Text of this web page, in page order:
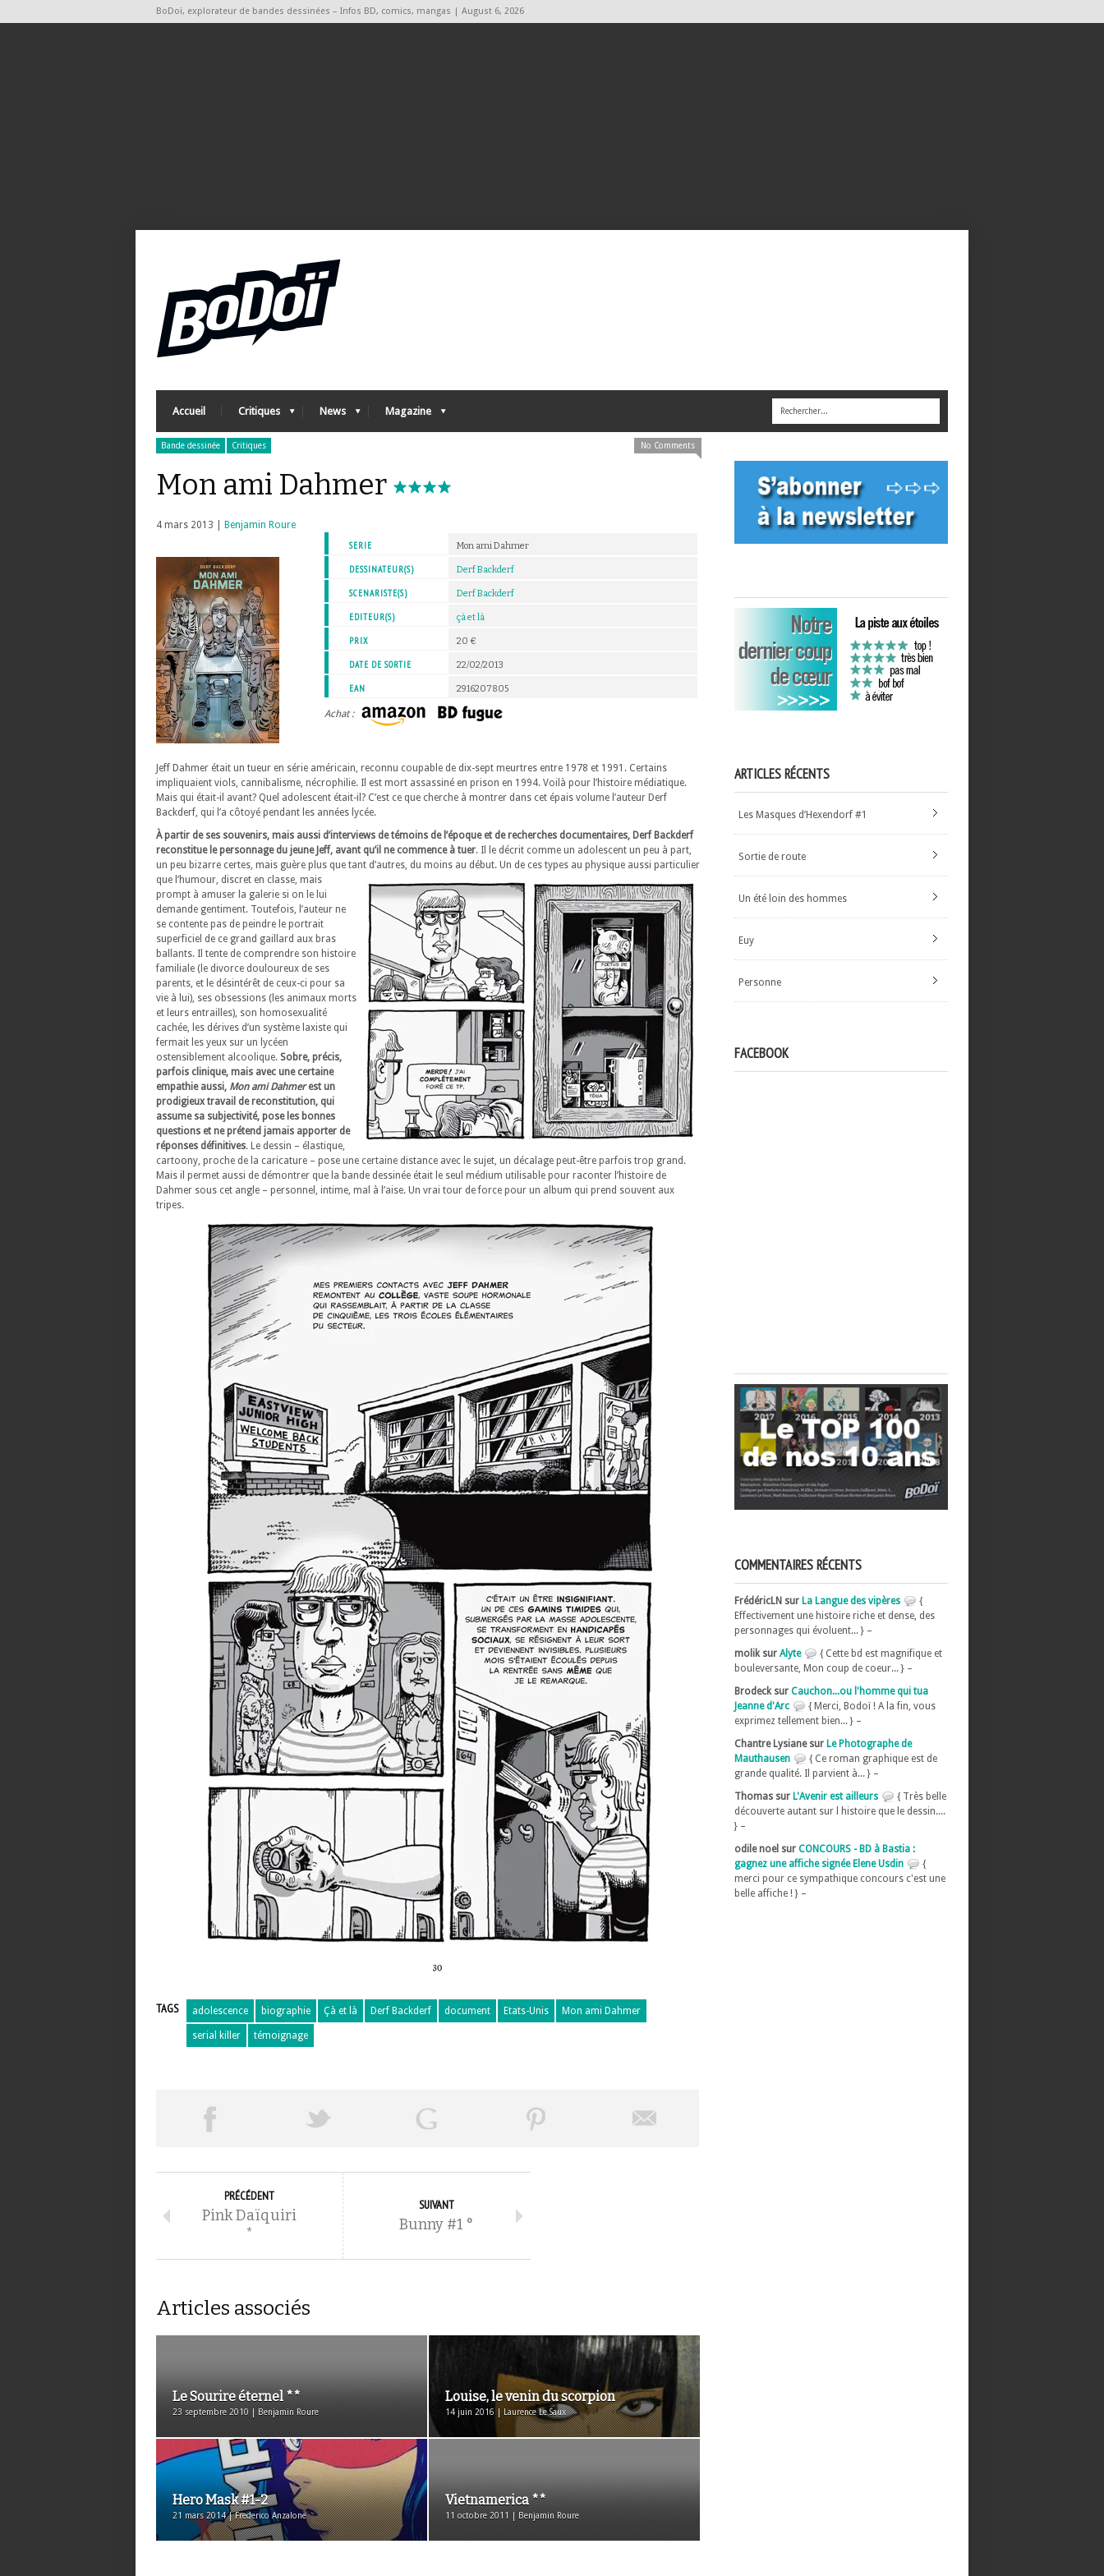
BoDoï, explorateur de bandes dessinées – Infos BD, comics, mangas | August 6, 2026
Accueil Critiques News Magazine
Bande dessinée Critiques No Comments
Mon ami Dahmer
4 mars 2013 |
Benjamin Roure
SERIE
Mon ami Dahmer
DESSINATEUR(S) Derf Backderf
SCENARISTE(S) Derf Backderf
EDITEUR(S) çà et là
PRIX 20 €
DATE DE SORTIE 22/02/2013
EAN 2916207805
Achat :
Jeff Dahmer était un tueur en série américain, reconnu coupable de dix-sept meurtres entre 1978 et 1991. Certains
impliquaient viols, cannibalisme, nécrophilie. Il est mort assassiné en prison en 1994. Voilà pour l’histoire médiatique.
Mais qui était-il avant? Quel adolescent était-il? C’est ce que cherche à montrer dans cet épais volume l’auteur Derf
Backderf, qui l’a côtoyé pendant les années lycée.
À partir de ses souvenirs, mais aussi d’interviews de témoins de l’époque et de recherches documentaires, Derf Backderf
reconstitue le personnage du jeune Jeff, avant qu’il ne commence à tuer. Il le décrit comme un adolescent un peu à part,
un peu bizarre certes, mais guère plus que tant d’autres, du moins au début. Un de ces types au physique aussi particulier
que l’humour, discret en classe, mais
prompt à amuser la galerie si on le lui
demande gentiment. Toutefois, l’auteur ne
se contente pas de peindre le portrait
superficiel de ce grand gaillard aux bras
ballants. Il tente de comprendre son histoire
familiale (le divorce douloureux de ses
parents, et le désintérêt de ceux-ci pour sa
vie à lui), ses obsessions (les animaux morts
et leurs entrailles), son homosexualité
cachée, les dérives d’un système laxiste qui
fermait les yeux sur un lycéen
ostensiblement alcoolique. Sobre, précis,
parfois clinique, mais avec une certaine
empathie aussi, Mon ami Dahmerest un
prodigieux travail de reconstitution, qui
assume sa subjectivité, pose les bonnes
questions et ne prétend jamais apporter de
réponses définitives. Le dessin – élastique,
cartoony, proche de la caricature – pose une certaine distance avec le sujet, un décalage peut-être parfois trop grand.
Mais il permet aussi de démontrer que la bande dessinée était le seul médium utilisable pour raconter l’histoire de
Dahmer sous cet angle – personnel, intime, mal à l’aise. Un vrai tour de force pour un album qui prend souvent aux
tripes.
TAGS adolescence biographie Çà et là Derf Backderf document Etats-Unis Mon ami Dahmer
serial killer témoignage
PRÉCÉDENT
Pink Daïquiri
*
SUIVANT
Bunny #1 °
Articles associés
Le Sourire éternel **
23 septembre 2010 | Benjamin Roure
Louise, le venin du scorpion
14 juin 2016 | Laurence Le Saux
Hero Mask #1-2
21 mars 2014 | Frederico Anzalone
Vietnamerica **
11 octobre 2011 | Benjamin Roure
ARTICLES RÉCENTS
Les Masques d’Hexendorf #1
Sortie de route
Un été loin des hommes
Euy
Personne
FACEBOOK
COMMENTAIRES RÉCENTS
FrédéricLN sur La Langue des vipères
{
Effectivement une histoire riche et dense, des
personnages qui évoluent... } –
molik sur Alyte
{ Cette bd est magnifique et
bouleversante, Mon coup de coeur... } –
Brodeck sur Cauchon...ou l'homme qui tua
Jeanne d'Arc
{ Merci, Bodoï ! A la fin, vous
exprimez tellement bien... } –
Chantre Lysiane sur Le Photographe de
Mauthausen
{ Ce roman graphique est de
grande qualité. Il parvient à... } –
Thomas sur L'Avenir est ailleurs
{ Très belle
découverte autant sur l histoire que le dessin....
} –
odile noel sur CONCOURS - BD à Bastia :
gagnez une affiche signée Elene Usdin
{
merci pour ce sympathique concours c'est une
belle affiche ! } –